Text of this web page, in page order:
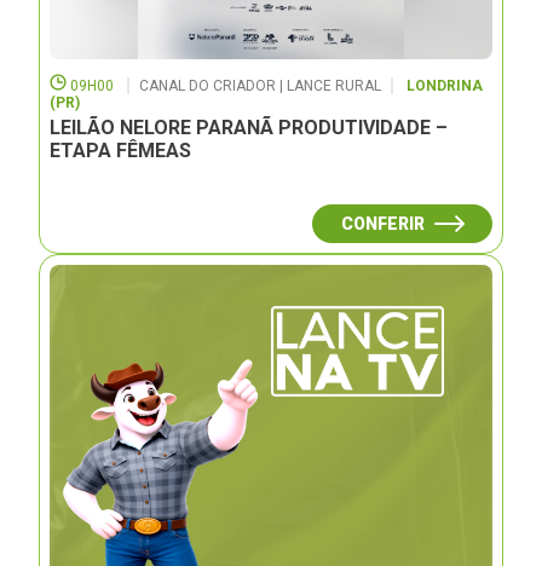
09H00 CANAL DO CRIADOR | LANCE RURAL
LONDRINA
(PR)
LEILÃO NELORE PARANÃ PRODUTIVIDADE –
ETAPA FÊMEAS
CONFERIR